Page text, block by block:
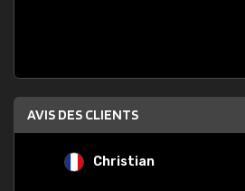
AVIS DES CLIENTS
Christian